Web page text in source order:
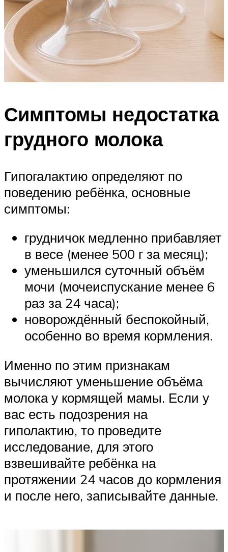
Симптомы недостатка
грудного молока
Гипогалактию определяют по
поведению ребёнка, основные
симптомы:
грудничок медленно прибавляет
в весе (менее 500 г за месяц);
уменьшился суточный объём
мочи (мочеиспускание менее 6
раз за 24 часа);
новорождённый беспокойный,
особенно во время кормления.
Именно по этим признакам
вычисляют уменьшение объёма
молока у кормящей мамы. Если у
вас есть подозрения на
гиполактию, то проведите
исследование, для этого
взвешивайте ребёнка на
протяжении 24 часов до кормления
и после него, записывайте данные.